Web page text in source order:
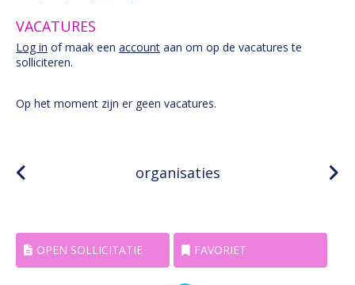
VACATURES
Log in of maak een account aan om op de vacatures te
solliciteren.
Op het moment zijn er geen vacatures.
organisaties
OPEN SOLLICITATIE FAVORIET